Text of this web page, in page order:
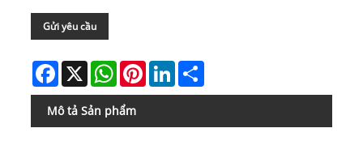
Gửi yêu cầu
Facebook
X WhatsAppPinterestLinkedInShare
Mô tả Sản phẩm